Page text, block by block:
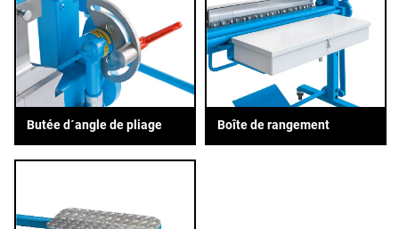
Butée d´angle de pliage Boîte de rangement